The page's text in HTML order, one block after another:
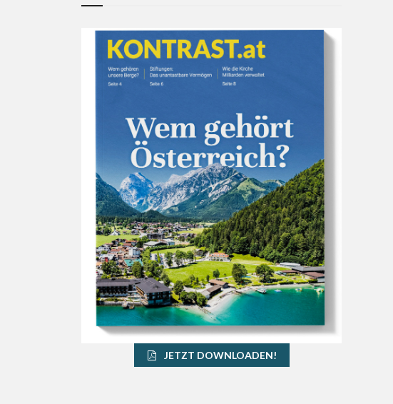
JETZT DOWNLOADEN!